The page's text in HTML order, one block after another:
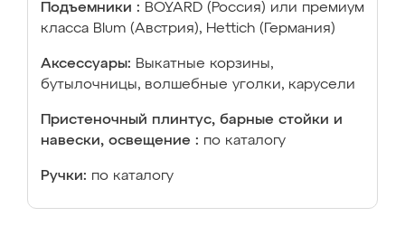
Подъемники : BOYARD (Россия) или премиум
класса Blum (Австрия), Hettich (Германия)
Аксессуары: Выкатные корзины,
бутылочницы, волшебные уголки, карусели
Пристеночный плинтус, барные стойки и
навески, освещение : по каталогу
Ручки: по каталогу